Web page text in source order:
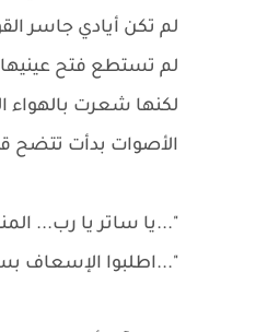
لم تكن أيادي جاسر
لم تستطع فتح
لكنها شعرت بالهواء
الأصوات بدأت تتضح
"...يا ساتر يا رب...
"...اطلبوا الإسعاف